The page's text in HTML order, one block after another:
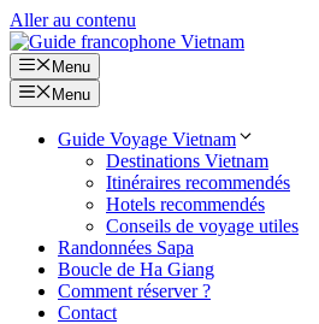
Aller au contenu
Menu
Menu
Guide Voyage Vietnam
Destinations Vietnam
Itinéraires recommendés
Hotels recommendés
Conseils de voyage utiles
Randonnées Sapa
Boucle de Ha Giang
Comment réserver ?
Contact